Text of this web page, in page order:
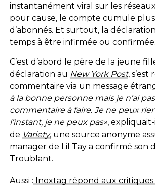
instantanément viral sur les
pour cause, le compte cumule
d’abonnés. Et surtout, la
temps à être infirmée ou confirmée.
C’est d’abord le père de la jeune
déclaration au New York Post,
commentaire via un message
à la bonne personne mais je n’ai
commentaire à faire. Je ne peux
l’instant, je ne peux pas»,
de Variety, une source anonyme
manager de Lil Tay a confirmé son
Troublant.
Aussi : Inoxtag répond aux critiques